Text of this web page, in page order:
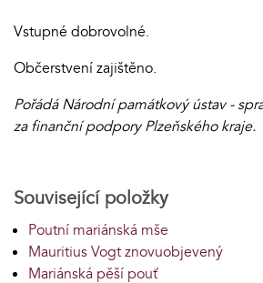
Vstupné dobrovolné.
Občerstvení zajištěno.
Pořádá Národní památkový ústav -
za finanční podpory Plzeňského kraje.
Související položky
Poutní mariánská mše
Mauritius Vogt znovuobjevený
Mariánská pěší pouť